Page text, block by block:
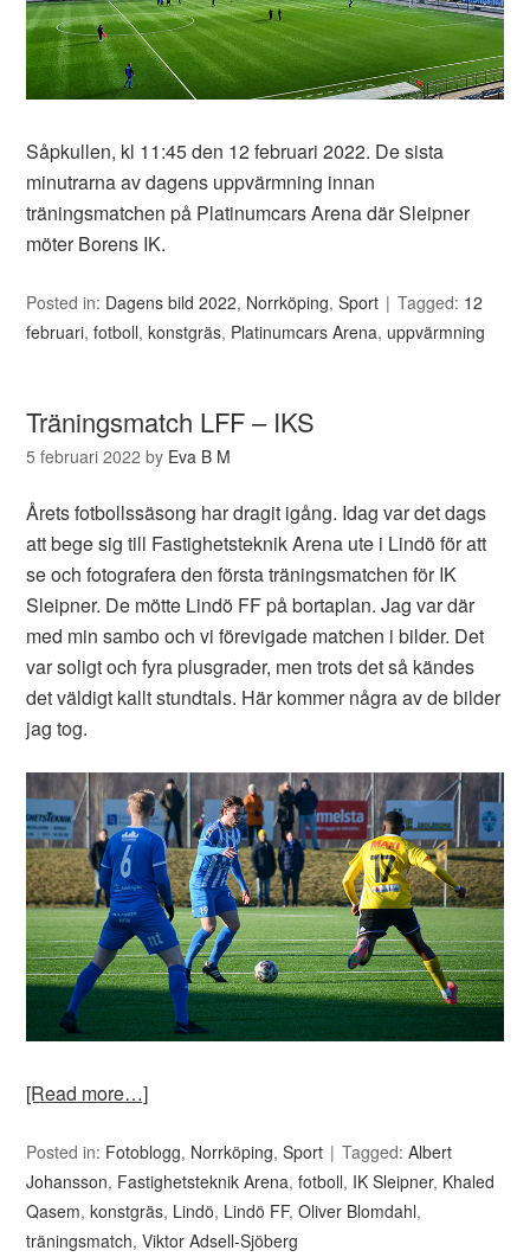
Såpkullen, kl 11:45 den 12 februari 2022. De sista
minutrarna av dagens uppvärmning innan
träningsmatchen på Platinumcars Arena där Sleipner
möter Borens IK.
Posted in: Dagens bild 2022, Norrköping,Sport Tagged: 12
februari,fotboll,konstgräs, Platinumcars Arena, uppvärmning
Träningsmatch LFF – IKS
5 februari 2022 by Eva B M
Årets fotbollssäsong har dragit igång. Idag var det dags
att bege sig till Fastighetsteknik Arena ute i Lindö för att
se och fotografera den första träningsmatchen för IK
Sleipner. De mötte Lindö FF på bortaplan. Jag var där
med min sambo och vi förevigade matchen i bilder. Det
var soligt och fyra plusgrader, men trots det så kändes
det väldigt kallt stundtals. Här kommer några av de bilder
jag tog.
[Read more…]
Posted in: Fotoblogg, Norrköping,Sport Tagged:Albert
Johansson, Fastighetsteknik Arena,fotboll, IK Sleipner, Khaled
Qasem,konstgräs, Lindö, Lindö FF,Oliver Blomdahl,
träningsmatch,Viktor Adsell-Sjöberg